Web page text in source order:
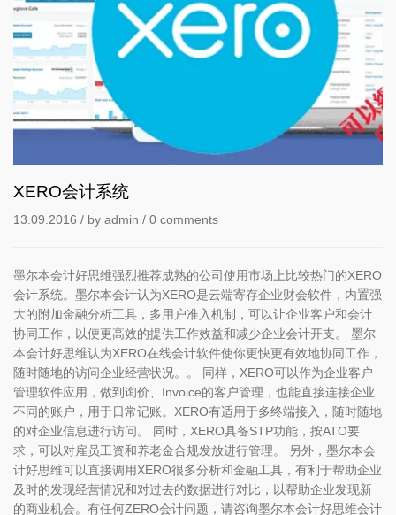
XERO会计系统
13.09.2016 / by admin / 0 comments
墨尔本会计好思维强烈推荐成熟的公司使用市场上比较热门的XERO
会计系统。墨尔本会计认为XERO是云端寄存企业财会软件，内置强
大的附加金融分析工具，多用户准入机制，可以让企业客户和会计
协同工作，以便更高效的提供工作效益和减少企业会计开支。 墨尔
本会计好思维认为XERO在线会计软件使你更快更有效地协同工作，
随时随地的访问企业经营状况。。 同样，XERO可以作为企业客户
管理软件应用，做到询价、Invoice的客户管理，也能直接连接企业
不同的账户，用于日常记账。XERO有适用于多终端接入，随时随地
的对企业信息进行访问。 同时，XERO具备STP功能，按ATO要
求，可以对雇员工资和养老金合规发放进行管理。 另外，墨尔本会
计好思维可以直接调用XERO很多分析和金融工具，有利于帮助企业
及时的发现经营情况和对过去的数据进行对比，以帮助企业发现新
的商业机会。有任何ZERO会计问题，请咨询墨尔本会计好思维会计